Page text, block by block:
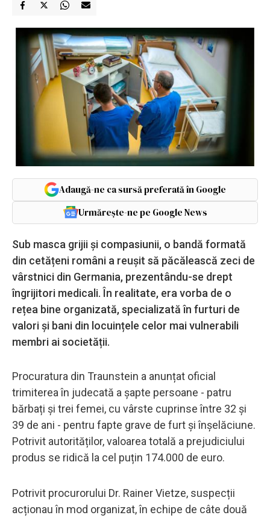
Adaugă-ne ca sursă preferată în Google
Urmărește-ne pe Google News
Sub masca grijii și compasiunii, o bandă formată
din cetățeni români a reușit să păcălească zeci de
vârstnici din Germania, prezentându-se drept
îngrijitori medicali. În realitate, era vorba de o
rețea bine organizată, specializată în furturi de
valori și bani din locuințele celor mai vulnerabili
membri ai societății.
Procuratura din Traunstein a anunțat oficial
trimiterea în judecată a șapte persoane - patru
bărbați și trei femei, cu vârste cuprinse între 32 și
39 de ani - pentru fapte grave de furt și înșelăciune.
Potrivit autorităților, valoarea totală a prejudiciului
produs se ridică la cel puțin 174.000 de euro.
Potrivit procurorului Dr. Rainer Vietze, suspecții
acționau în mod organizat, în echipe de câte două